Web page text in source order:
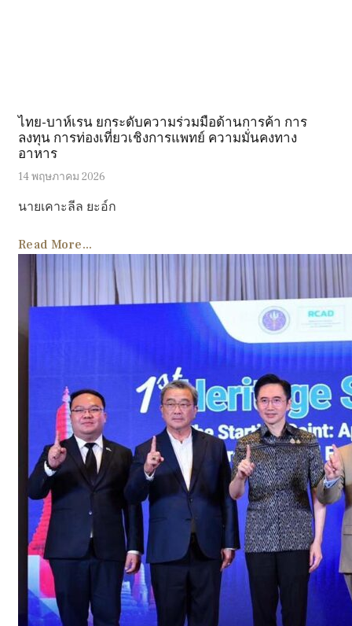
ไทย-บาห์เรน ยกระดับความร่วมมือด้านการค้า การ
ลงทุน การท่องเที่ยวเชิงการแพทย์ ความมั่นคงทาง
อาหาร
14 พฤษภาคม 2026
นายเคาะลีล ยะอ์ก
Read More...